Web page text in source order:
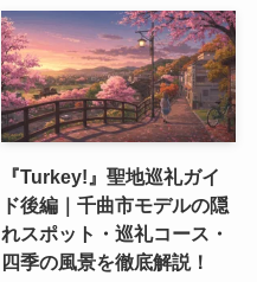
『Turkey!』聖地巡礼ガイ
ド後編｜千曲市モデルの隠
れスポット・巡礼コース・
四季の風景を徹底解説！